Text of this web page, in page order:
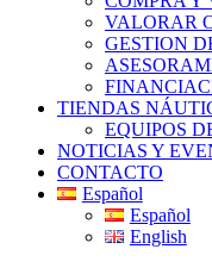
VALORAR
GESTION
TIENDAS
EQUIPOS
NOTICIAS Y
CONTACTO
Español
Español
English